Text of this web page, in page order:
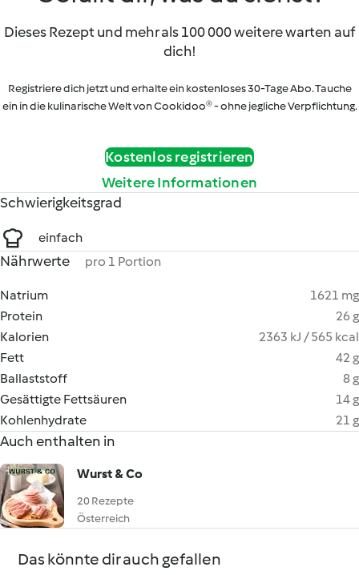
Dieses Rezept und mehr als 100 000 weitere warten auf
dich!
Registriere dich jetzt und erhalte ein kostenloses 30-Tage Abo. Tauche
ein in die kulinarische Welt von Cookidoo® - ohne jegliche Verpflichtung.
Kostenlos registrieren
Weitere Informationen
Schwierigkeitsgrad
einfach
Nährwerte pro 1 Portion
Natrium
1621 mg
Protein
26 g
Kalorien
2363 kJ / 565 kcal
Fett
42 g
Ballaststoff
8 g
Gesättigte Fettsäuren
14 g
Kohlenhydrate
21 g
Auch enthalten in
Wurst & Co
20 Rezepte
Österreich
Das könnte dir auch gefallen